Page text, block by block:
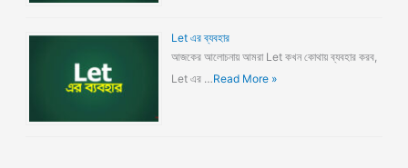
Let এর ব্যবহার
আজকের আলোচনায় আমরা Let কখন কোথায় ব্যবহার করব,
Let এর …Read More »